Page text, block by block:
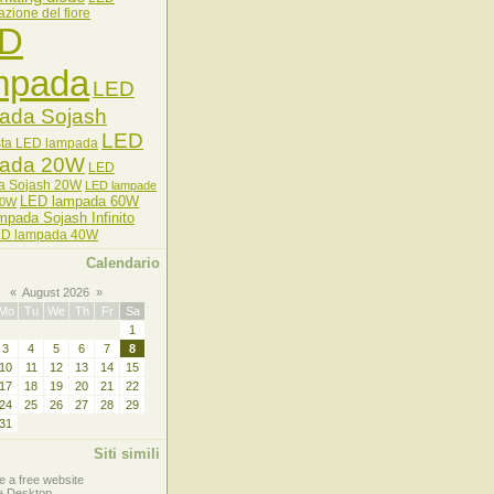
del fiore
LED
Sojash
LED lampada LED
20W LED
Sojash 20W LED lampade
LED lampada 60W
Sojash Infinito
lampada 40W
Calendario
« August 2026 »
Tu We Th Fr
Sa
1
3
4 5 6 7
8
10
11 12 13 14
15
17
18 19 20 21
22
24
25 26 27 28
29
31
Siti simili
a free website